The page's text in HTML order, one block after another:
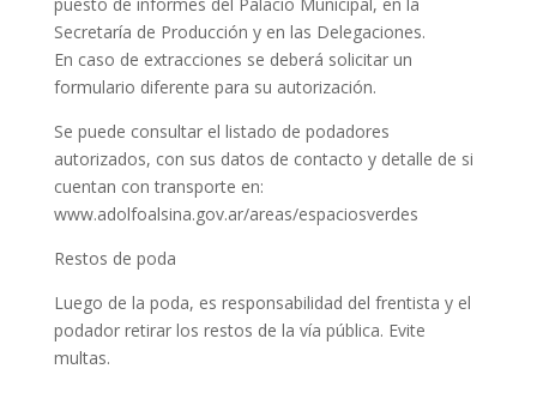
Secretaría de Producción y en las Delegaciones.
En caso de extracciones se deberá solicitar un
formulario diferente para su autorización.
Se puede consultar el listado de podadores
autorizados, con sus datos de contacto y detalle de si
cuentan con transporte en:
www.adolfoalsina.gov.ar/areas/espaciosverdes
Restos de poda
Luego de la poda, es responsabilidad del frentista y el
podador retirar los restos de la vía pública. Evite
multas.